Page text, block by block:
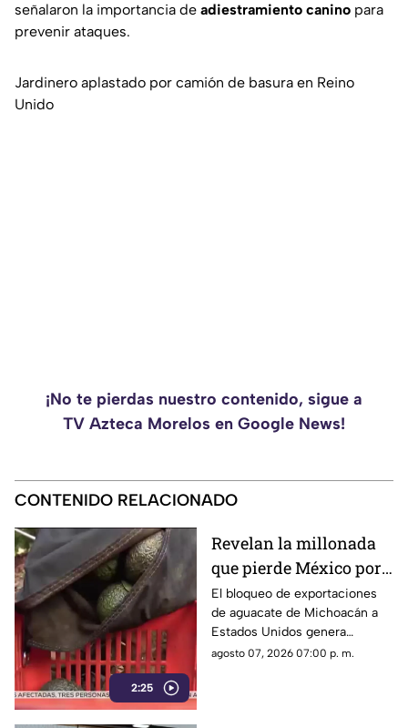
señalaron la importancia de adiestramiento canino para
prevenir ataques.
Jardinero aplastado por camión de basura en Reino
Unido
¡No te pierdas nuestro contenido, sigue a
TV Azteca Morelos en Google News!
CONTENIDO RELACIONADO
2:25
Revelan la millonada
que pierde México por
el bloqueo de Estados
Unidos al aguacate de
Michoacán
El bloqueo de exportaciones
de aguacate de Michoacán a
Estados Unidos genera
pérdidas millonarias.
agosto 07, 2026 07:00 p. m.